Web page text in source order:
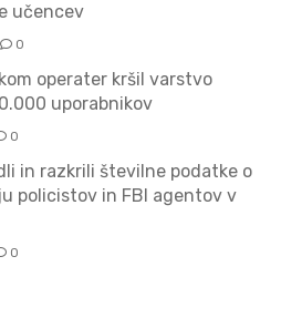
učencev
0
operater kršil varstvo
uporabnikov
0
in razkrili številne podatke o
policistov in FBI agentov v
0